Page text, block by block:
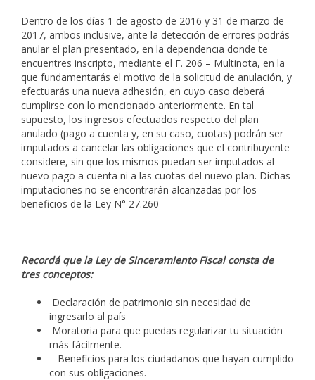
Dentro de los días 1 de agosto de 2016 y 31 de marzo de
2017, ambos inclusive, ante la detección de errores podrás
anular el plan presentado, en la dependencia donde te
encuentres inscripto, mediante el F. 206 – Multinota, en la
que fundamentarás el motivo de la solicitud de anulación, y
efectuarás una nueva adhesión, en cuyo caso deberá
cumplirse con lo mencionado anteriormente. En tal
supuesto, los ingresos efectuados respecto del plan
anulado (pago a cuenta y, en su caso, cuotas) podrán ser
imputados a cancelar las obligaciones que el contribuyente
considere, sin que los mismos puedan ser imputados al
nuevo pago a cuenta ni a las cuotas del nuevo plan. Dichas
imputaciones no se encontrarán alcanzadas por los
beneficios de la Ley N° 27.260
Recordá que la Ley de Sinceramiento Fiscal consta de
tres conceptos:
Declaración de patrimonio sin necesidad de
ingresarlo al país
Moratoria para que puedas regularizar tu situación
más fácilmente.
– Beneficios para los ciudadanos que hayan cumplido
con sus obligaciones.